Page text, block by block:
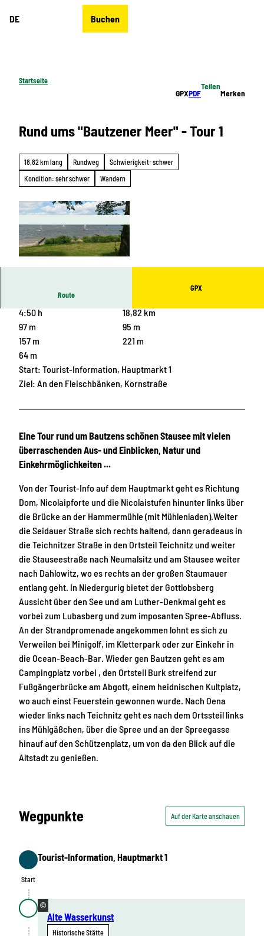
DE Buchen
Startseite
GPXPDF
Teilen
Merken
Rund ums "Bautzener Meer" - Tour 1
18,82 km lang Rundweg
Schwierigkeit: schwer
Kondition: sehr schwer
Wandern
CC-BY-SA
Route
GPX
4:50 h
18,82 km
97 m
95 m
157 m
221 m
64 m
Start: Tourist-Information, Hauptmarkt 1
Ziel: An den Fleischbänken, Kornstraße
Eine Tour rund um Bautzens schönen Stausee mit vielen
überraschenden Aus- und Einblicken, Natur und
Einkehrmöglichkeiten ...
Von der Tourist-Info auf dem Hauptmarkt geht es Richtung
Dom, Nicolaipforte und die Nicolaistufen hinunter links über
die Brücke an der Hammermühle (mit Mühlenladen).Weiter
die Seidauer Straße sich rechts haltend, dann geradeaus in
die Teichnitzer Straße in den Ortsteil Teichnitz und weiter
die Stauseestraße nach Neumalsitz und am Stausee weiter
nach Dahlowitz, wo es rechts an der großen Staumauer
entlang geht. In Niedergurig bietet der Gottlobsberg
Aussicht über den See und am Luther-Denkmal geht es
vorbei zum Lubasberg und zum imposanten Spree-Abfluss.
An der Strandpromenade angekommen lohnt es sich zu
Verweilen bei Minigolf, im Kletterpark oder zur Einkehr in
die Ocean-Beach-Bar. Wieder gen Bautzen geht es am
Campingplatz vorbei , den Ortsteil Burk streifend zur
Fußgängerbrücke am Abgott, einem heidnischen Kultplatz,
wo auch einst Feuerstein gewonnen wurde. Nach Oena
wieder links nach Teichnitz geht es nach dem Ortssteil links
ins Mühlgäßchen, über die Spree und an der Spreegasse
hinauf auf den Schützenplatz, um von da den Blick auf die
Altstadt zu genießen.
Wegpunkte Auf der Karte anschauen
Start
Start
Tourist-Information, Hauptmarkt 1
©
Alte Wasserkunst
Historische Stätte